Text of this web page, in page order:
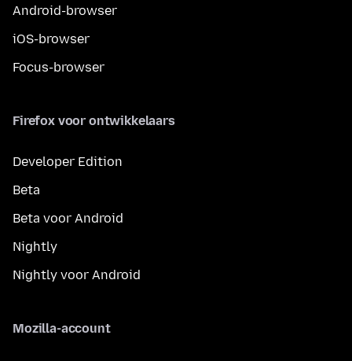
Android-browser
iOS-browser
Focus-browser
Firefox voor ontwikkelaars
Developer Edition
Beta
Beta voor Android
Nightly
Nightly voor Android
Mozilla-account